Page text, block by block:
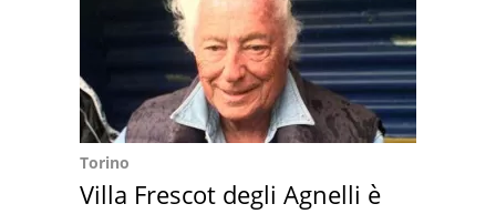
Torino
Villa Frescot degli Agnelli è